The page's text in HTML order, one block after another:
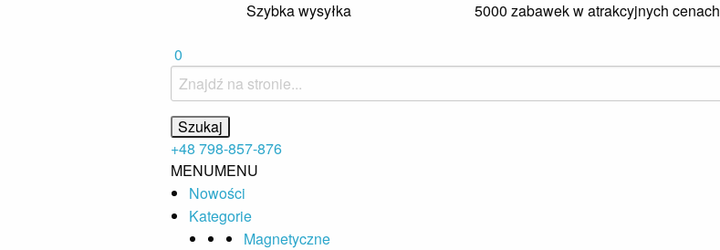
Szybka wysyłka 5000 zabawek w atrakcyjnych cenach
0
+48 798-857-876
MENUMENU
Nowości
Kategorie
Magnetyczne